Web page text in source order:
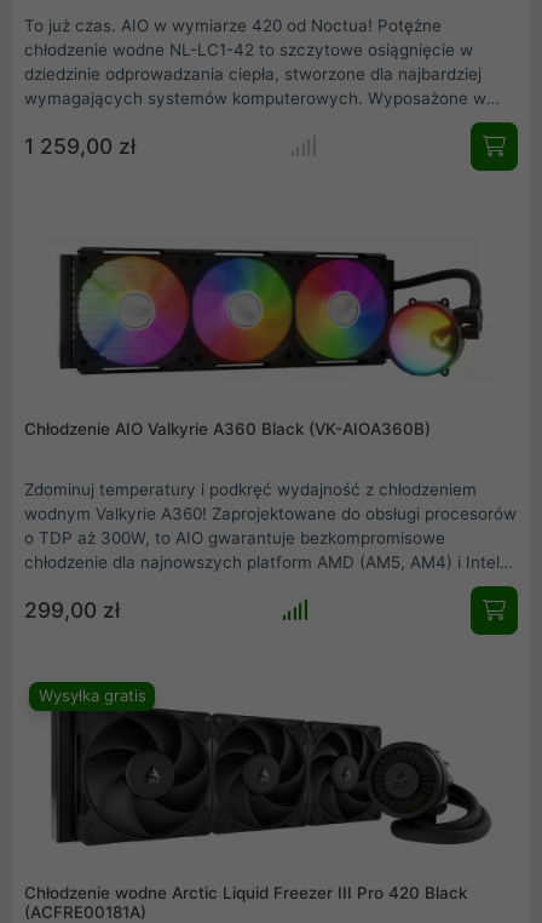
To już czas. AIO w wymiarze 420 od Noctua! Potężne
chłodzenie wodne NL-LC1-42 to szczytowe osiągnięcie w
dziedzinie odprowadzania ciepła, stworzone dla najbardziej
wymagających systemów komputerowych. Wyposażone w
wysokowydajne jednostki wentylujące o średnicy 140 mm,
oferuje niespotykaną kulturę pracy, będąc idealnym wyborem
dla profesjonalistów.
1 259,00 zł
Chłodzenie AIO Valkyrie A360 Black (VK-AIOA360B)
Zdominuj temperatury i podkręć wydajność z chłodzeniem
wodnym Valkyrie A360! Zaprojektowane do obsługi procesorów
o TDP aż 300W, to AIO gwarantuje bezkompromisowe
chłodzenie dla najnowszych platform AMD (AM5, AM4) i Intel
(1851, 1700, 1200, 1151). Potężny radiator 360mm, trzy ciche
wentylatory Valkyrie A12 A-RGB PWM (do 1800 RPM, 69 CFM) i
regulowana pompa PWM zapewniają optymalne warunki pracy.
299,00 zł
Wysyłka gratis
Chłodzenie wodne Arctic Liquid Freezer III Pro 420 Black
(ACFRE00181A)